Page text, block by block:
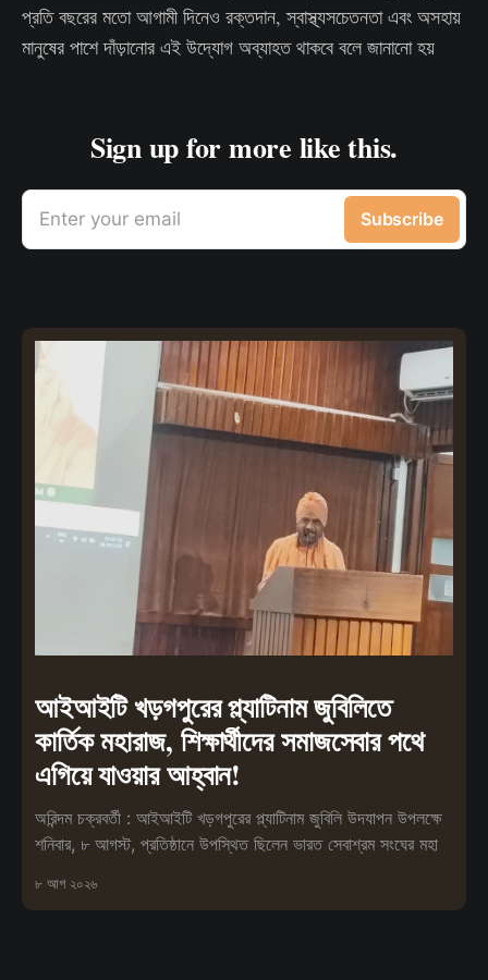
প্রতি বছরের মতো আগামী দিনেও রক্তদান, স্বাস্থ্যসচেতনতা এবং অসহায়
মানুষের পাশে দাঁড়ানোর এই উদ্যোগ অব্যাহত থাকবে বলে জানানো হয়
Sign up for more like this.
Enter your email Subscribe
আইআইটি খড়গপুরের প্ল্যাটিনাম জুবিলিতে
কার্তিক মহারাজ, শিক্ষার্থীদের সমাজসেবার পথে
এগিয়ে যাওয়ার আহ্বান!
অরিন্দম চক্রবর্তী : আইআইটি খড়গপুরের প্ল্যাটিনাম জুবিলি উদযাপন উপলক্ষে
শনিবার, ৮ আগস্ট, প্রতিষ্ঠানে উপস্থিত ছিলেন ভারত সেবাশ্রম সংঘের মহা
৮ আগ ২০২৬